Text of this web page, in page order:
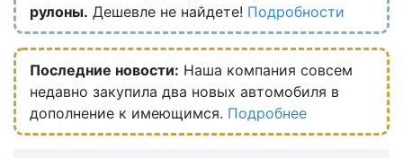
рулоны. Дешевле не найдете! Подробности
Последние новости: Наша компания совсем
недавно закупила два новых автомобиля в
дополнение к имеющимся. Подробнее